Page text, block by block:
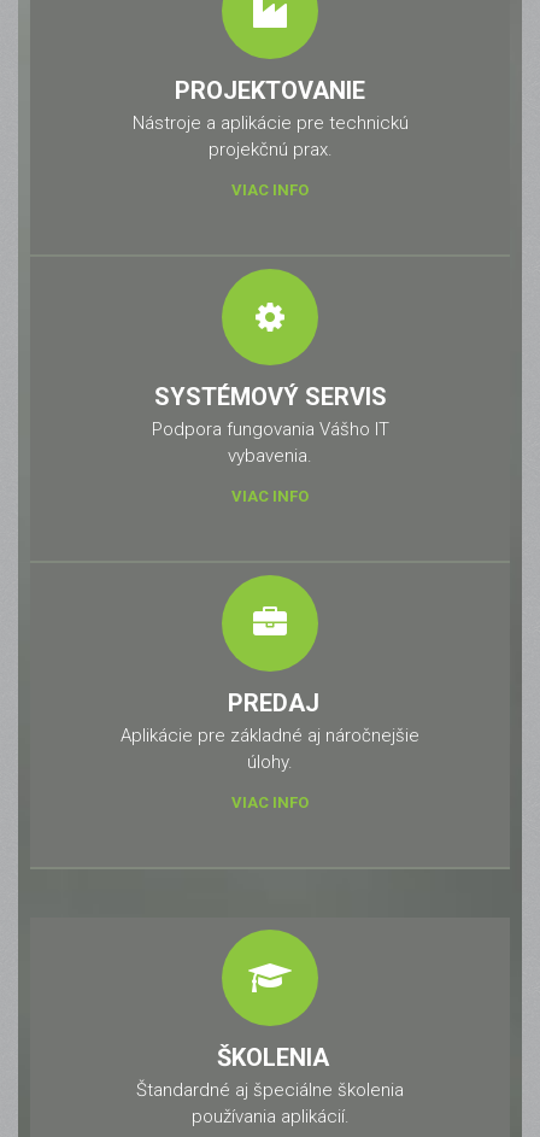
PROJEKTOVANIE
Nástroje a aplikácie pre technickú
projekčnú prax.
VIAC INFO
SYSTÉMOVÝ SERVIS
Podpora fungovania Vášho IT
vybavenia.
VIAC INFO
PREDAJ
Aplikácie pre základné aj náročnejšie
úlohy.
VIAC INFO
ŠKOLENIA
Štandardné aj špeciálne školenia
používania aplikácií.